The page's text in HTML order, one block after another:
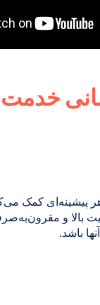
هر پیشینه‌ای کمک
بالا و
باشد.